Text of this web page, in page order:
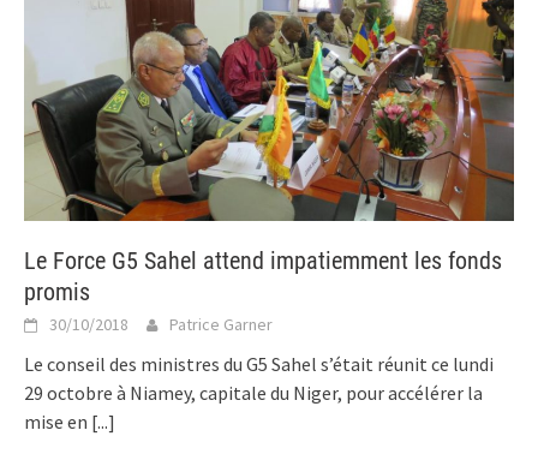
Le Force G5 Sahel attend impatiemment les fonds
promis
30/10/2018 Patrice Garner
Le conseil des ministres du G5 Sahel s’était réunit ce lundi
29 octobre à Niamey, capitale du Niger, pour accélérer la
mise en [...]